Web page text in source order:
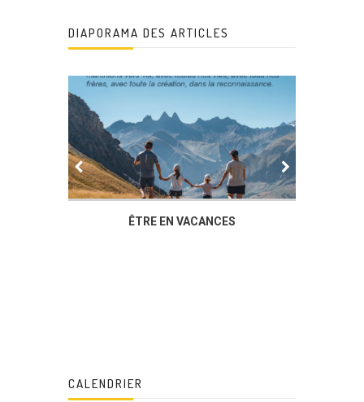
DIAPORAMA DES ARTICLES
ÊTRE EN VACANCES
CALENDRIER